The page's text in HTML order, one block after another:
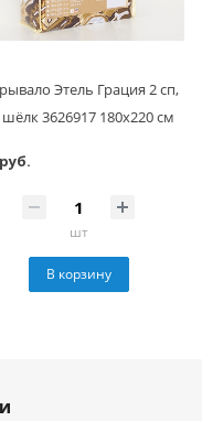
Этель Грация 2 сп,
шёлк 3626917 180х220 см
шт
В корзину